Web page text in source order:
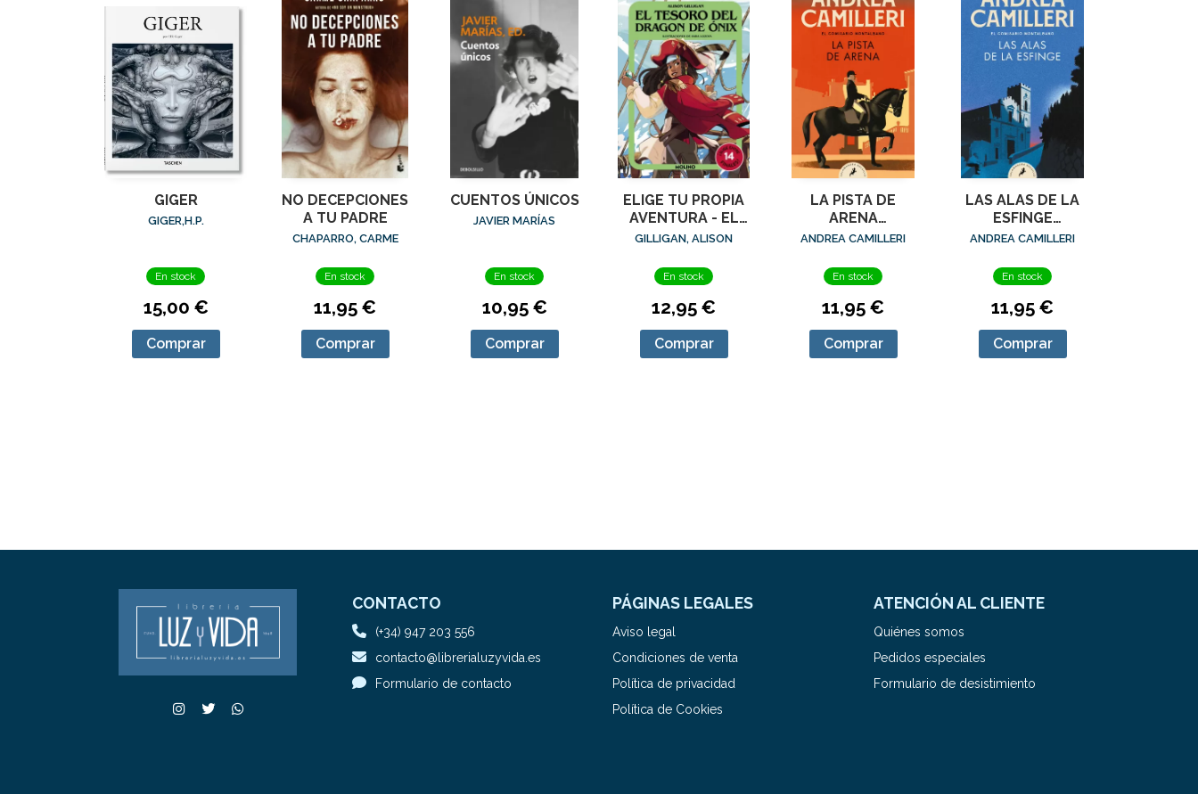
GIGER
GIGER,H.P.
En stock
15,00 €
Comprar
NO DECEPCIONES
A TU PADRE
CHAPARRO, CARME
En stock
11,95 €
Comprar
CUENTOS ÚNICOS
JAVIER MARÍAS
En stock
10,95 €
Comprar
ELIGE TU PROPIA
AVENTURA - EL
TESORO DEL
GILLIGAN, ALISON
En stock
12,95 €
Comprar
LA PISTA DE
ARENA
(COMISARIO
ANDREA CAMILLERI
En stock
11,95 €
Comprar
LAS ALAS DE LA
ESFINGE
(COMISARIO
ANDREA CAMILLERI
En stock
11,95 €
Comprar
CONTACTO
(+34) 947 203 556
contacto@librerialuzyvida.es
Formulario de contacto
PÁGINAS LEGALES
Aviso legal
Condiciones de venta
Política de privacidad
Política de Cookies
ATENCIÓN AL CLIENTE
Quiénes somos
Pedidos especiales
Formulario de desistimiento